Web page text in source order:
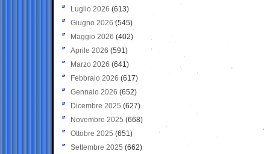
Luglio 2026 (613)
Giugno 2026 (545)
Maggio 2026 (402)
Aprile 2026 (591)
Marzo 2026 (641)
Febbraio 2026 (617)
Gennaio 2026 (652)
Dicembre 2025 (627)
Novembre 2025 (668)
Ottobre 2025 (651)
Settembre 2025 (662)